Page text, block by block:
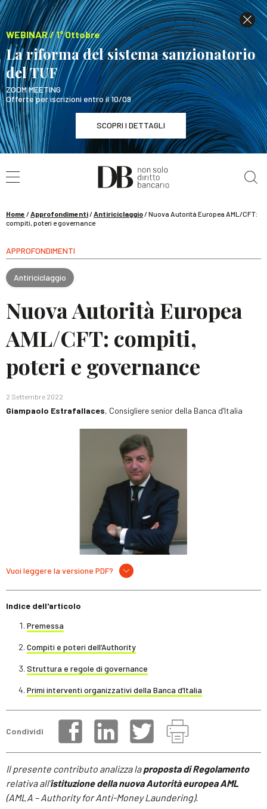
WEBINAR / 1° Ottobre
La riforma del sistema sanzionatorio
del TUF
ZOOM MEETING
Offerte per iscrizioni entro il 10/09
SCOPRI I DETTAGLI
WEBINAR / 1° Ottobre
La riforma del sistema sanzionatorio del TUF
Home /Approfondimenti/Antiriciclaggio/Nuova Autorità Europea AML/CFT:
compiti, poteri e governance
APPROFONDIMENTI
Antiriciclaggio
Nuova Autorità Europea
AML/CFT: compiti,
poteri e governance
2 Settembre 2022
Giampaolo Estrafallaces, Consigliere senior della Banca d’Italia
Vuoi leggere la versione PDF?
Indice dell'articolo
Premessa
Compiti e poteri dell’Authority
Struttura e regole di governance
Primi interventi organizzativi della Banca d’Italia
Condividi
Il presente contributo analizza laproposta di Regolamento
relativa all’istituzione della nuova Autorità europea AML
(AMLA – Authority for Anti-Money Laundering).